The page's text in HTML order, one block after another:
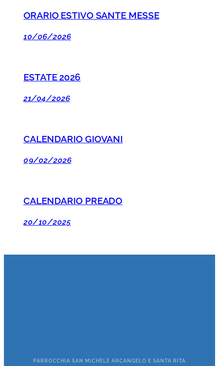
ORARIO ESTIVO SANTE MESSE
10/06/2026
ESTATE 2026
21/04/2026
CALENDARIO GIOVANI
09/02/2026
CALENDARIO PREADO
20/10/2025
PARROCCHIA SAN MICHELE ARCANGELO E SANTA RITA